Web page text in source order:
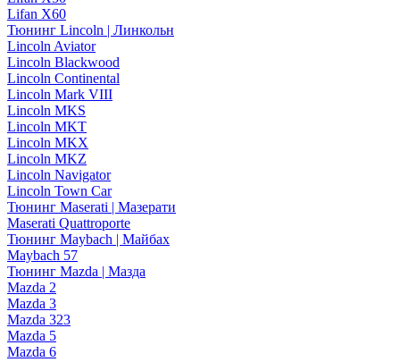
Lifan X60
Тюнинг Lincoln | Линкольн
Lincoln Aviator
Lincoln Blackwood
Lincoln Continental
Lincoln Mark VIII
Lincoln MKS
Lincoln MKT
Lincoln MKX
Lincoln MKZ
Lincoln Navigator
Lincoln Town Car
Тюнинг Maserati | Мазерати
Maserati Quattroporte
Тюнинг Maybach | Майбах
Maybach 57
Тюнинг Mazda | Мазда
Mazda 2
Mazda 3
Mazda 323
Mazda 5
Mazda 6